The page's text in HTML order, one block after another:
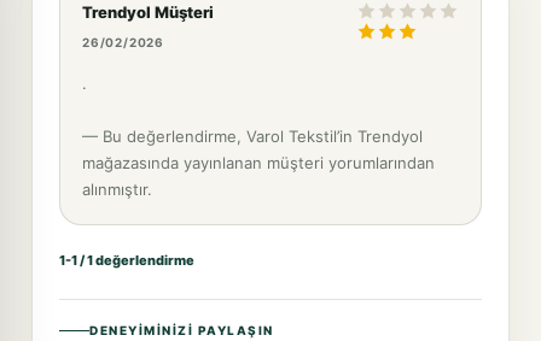
Trendyol Müşteri
26/02/2026
.
— Bu değerlendirme, Varol Tekstil’in Trendyol
mağazasında yayınlanan müşteri yorumlarından
alınmıştır.
1-1 / 1 değerlendirme
DENEYIMINIZI PAYLAŞIN